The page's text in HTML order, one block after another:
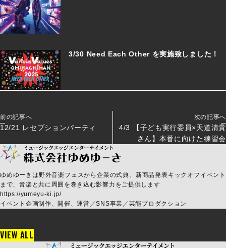
3/30 Need Each Other を実施致しました！
前の記事へ
12/21 レセプションパーティ
次の記事へ
4/3 【子ども実行委員×天道清貴
さん】本番に向けた練習会
ゆめゆーきは野外音楽フェスから企業の式典、新商品発表キックオフイベント
まで、音楽と共に周囲を巻き込む影響力をご提供します
https://yumeyu-ki.jp/
イベント企画制作、開催、運営／SNS事業／芸能プロダクション
VIEW ALL